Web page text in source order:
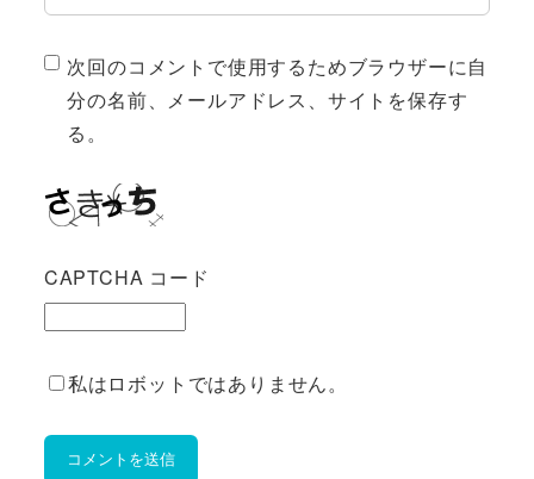
次回のコメントで使用するためブラウザーに自
分の名前、メールアドレス、サイトを保存す
る。
CAPTCHA コード
私はロボットではありません。